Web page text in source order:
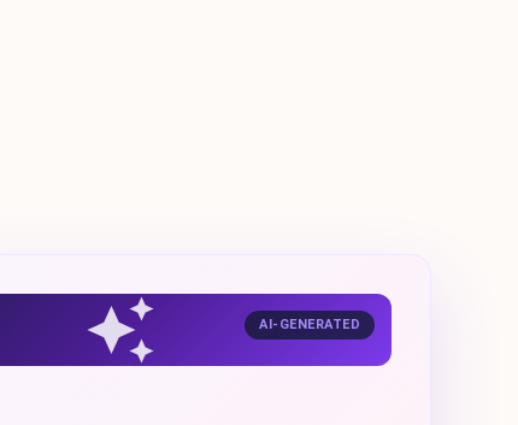
AI-GENERATED